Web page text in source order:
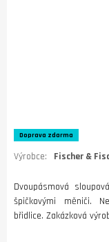
Doprava zdarma
Výrobce: Fischer &
Dvoupásmová
špičkovými měniči.
břidlice. Zakázková